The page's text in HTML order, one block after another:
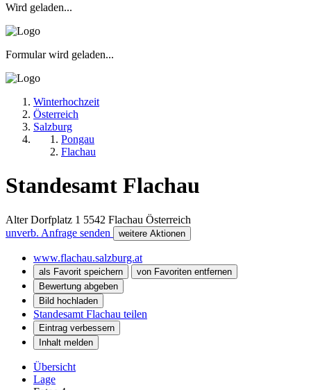
Wird geladen...
Formular wird geladen...
Winterhochzeit
Österreich
Salzburg
Pongau
Flachau
Standesamt Flachau
Alter Dorfplatz 1 5542 Flachau Österreich
unverb. Anfrage senden
weitere Aktionen
www.flachau.salzburg.at
als Favorit speichern
von Favoriten entfernen
Bewertung abgeben
Bild hochladen
Standesamt Flachau teilen
Eintrag verbessern
Inhalt melden
Übersicht
Lage